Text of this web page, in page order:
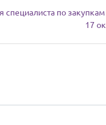
по закупкам
17